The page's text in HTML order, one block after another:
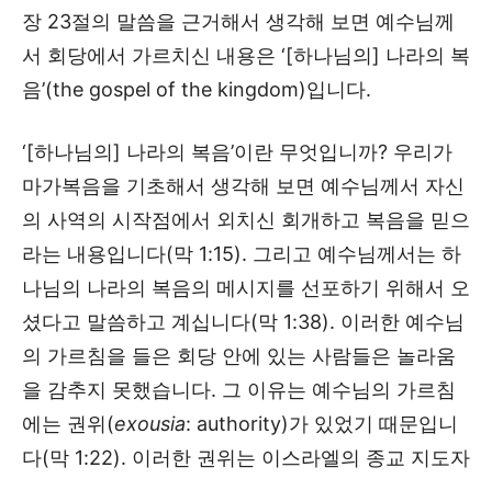
장 23절의 말씀을 근거해서 생각해 보면 예수님께
서 회당에서 가르치신 내용은 ‘[하나님의] 나라의 복
음’(the gospel of the kingdom)입니다.
‘[하나님의] 나라의 복음’이란 무엇입니까? 우리가
마가복음을 기초해서 생각해 보면 예수님께서 자신
의 사역의 시작점에서 외치신 회개하고 복음을 믿으
라는 내용입니다(막 1:15). 그리고 예수님께서는 하
나님의 나라의 복음의 메시지를 선포하기 위해서 오
셨다고 말씀하고 계십니다(막 1:38). 이러한 예수님
의 가르침을 들은 회당 안에 있는 사람들은 놀라움
을 감추지 못했습니다. 그 이유는 예수님의 가르침
에는 권위(exousia: authority)가 있었기 때문입니
다(막 1:22). 이러한 권위는 이스라엘의 종교 지도자